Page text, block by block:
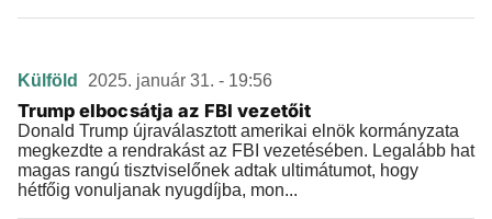
Külföld 2025. január 31. - 19:56
Trump elbocsátja az FBI vezetőit
Donald Trump újraválasztott amerikai elnök kormányzata
megkezdte a rendrakást az FBI vezetésében. Legalább hat
magas rangú tisztviselőnek adtak ultimátumot, hogy
hétfőig vonuljanak nyugdíjba, mon...